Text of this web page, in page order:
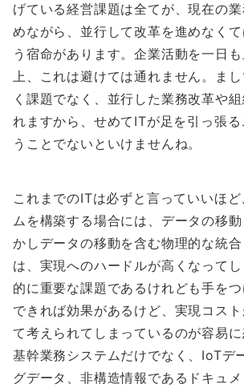
げている経営課題は全てが、現在の
めながら、並行して改革を進めなく
う宿命があります。企業活動を一日
上、これは避けては通れません。ま
く課題でなく、並行した業務改革や
れますから、せめてITが足を引っ張
うことでないといけませんね。
これまでのITは必ずと言っていいほ
ムを構築する場合には、データの移
かしデータの移動を含む物理的な統
は、実現へのハードルが高くなって
的に重要な課題であるけれども手をつ
できれば効果があるけど、実現コス
て考えられてしまっているのが容易に
基幹業務システムだけでなく、IoTデ
グデータ、非構造情報であるドキュ